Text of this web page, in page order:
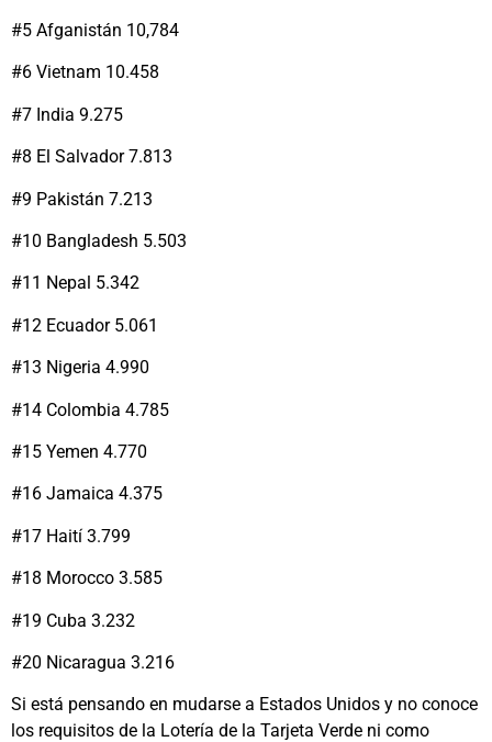
#5 Afganistán 10,784
#6 Vietnam 10.458
#7 India 9.275
#8 El Salvador 7.813
#9 Pakistán 7.213
#10 Bangladesh 5.503
#11 Nepal 5.342
#12 Ecuador 5.061
#13 Nigeria 4.990
#14 Colombia 4.785
#15 Yemen 4.770
#16 Jamaica 4.375
#17 Haití 3.799
#18 Morocco 3.585
#19 Cuba 3.232
#20 Nicaragua 3.216
Si está pensando en mudarse a Estados Unidos y no conoce
los requisitos de la Lotería de la Tarjeta Verde ni como